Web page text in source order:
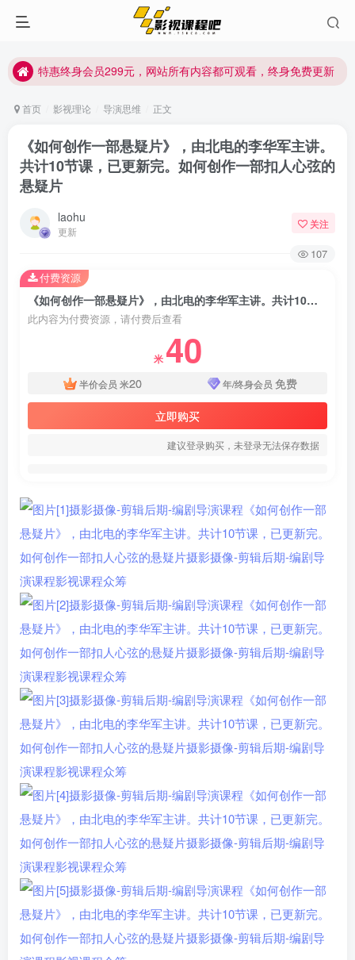
特惠终身会员299元，网站所有内容都可观看，终身免费更新
特惠终身会员299元，网站所有内容都可观看，终身免费更新
首页 影视理论 导演思维 正文
《如何创作一部悬疑片》，由北电的李华军主讲。
共计10节课，已更新完。如何创作一部扣人心弦的
悬疑片
laohu
更新
关注
107
《如何创作一部悬疑片》，由北电的李华军主讲。共计10节课，已更新完。如何创作一部扣人心弦的悬疑片
此内容为付费资源，请付费后查看
米 40
半价会员 米20 年/终身会员 免费
立即购买
建议登录购买，未登录无法保存数据
付费资源